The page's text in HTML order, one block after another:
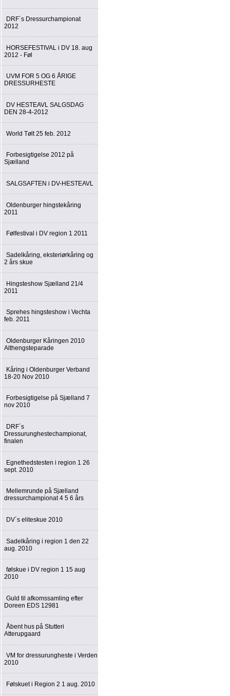
DRF´s Dressurchampionat
2012
HORSEFESTIVAL i DV 18. aug
2012 - Føl
UVM FOR 5 OG 6 ÅRIGE
DRESSURHESTE
DV HESTEAVL SALGSDAG
DEN 28-4-2012
World Tølt 25 feb. 2012
Forbesigtigelse 2012 på
Sjælland
SALGSAFTEN i DV-HESTEAVL
Oldenburger hingstekåring
2011
Følfestival i DV region 1 2011
Sadelkåring, eksteriørkåring og
2 års skue
Hingsteshow Sjælland 21/4
2011
Sprehes hingsteshow i Vechta
feb. 2011
Oldenburger Kåringen 2010
Althengsteparade
Kåring i Oldenburger Verband
18-20 Nov 2010
Forbesigtigelse på Sjælland 7
nov 2010
DRF´s
Dressurunghestechampionat,
finalen
Egnethedstesten i region 1 26
sept. 2010
Mellemrunde på Sjælland
dressurchampionat 4 5 6 års
DV´s eliteskue 2010
Sadelkåring i region 1 den 22
aug. 2010
følskue i DV region 1 15 aug
2010
Guld til afkomssamling efter
Doreen EDS 12981
Åbent hus på Stutteri
Atterupgaard
VM for dressurungheste i Verden
2010
Følskuet i Region 2 1 aug. 2010